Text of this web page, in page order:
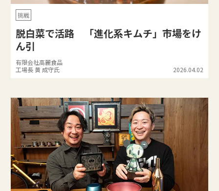
挑戦
脱白菜で活路 「進化系キムチ」市場をけ
ん引
有限会社高麗食品
工場長 黄 成守氏
2026.04.02